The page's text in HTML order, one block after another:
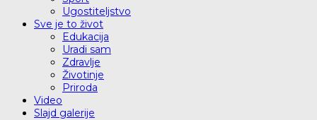
Ugostiteljstvo
Sve je to život
Edukacija
Uradi sam
Zdravlje
Životinje
Priroda
Video
Slajd galerije